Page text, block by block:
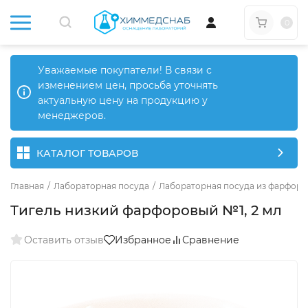
Уважаемые покупатели! В связи с
изменением цен, просьба уточнять
актуальную цену на продукцию у
менеджеров.
КАТАЛОГ ТОВАРОВ
Главная / Лабораторная посуда / Лабораторная посуда из фарфора
Тигель низкий фарфоровый №1, 2 мл
Оставить отзыв Избранное Сравнение